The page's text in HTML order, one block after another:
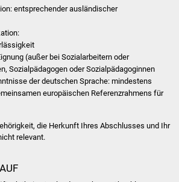
Kirchen
Jugendhaus
Fachteam Jugend
entsprechender ausländischer
(außer bei Sozialarbeitern oder
Sozialpädagogen oder Sozialpädagoginnen
der deutschen Sprache: mindestens
europäischen Referenzrahmens für
die Herkunft Ihres Abschlusses und Ihr
relevant.